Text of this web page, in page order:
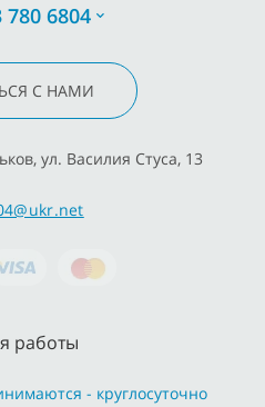
780 6804
С НАМИ
ул. Василия Стуса, 13
работы
- круглосуточно